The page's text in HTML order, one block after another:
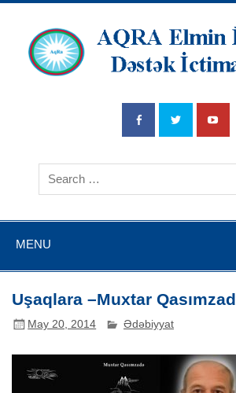
MENU
Uşaqlara –Muxtar
May 20, 2014 Ədəbiyyat